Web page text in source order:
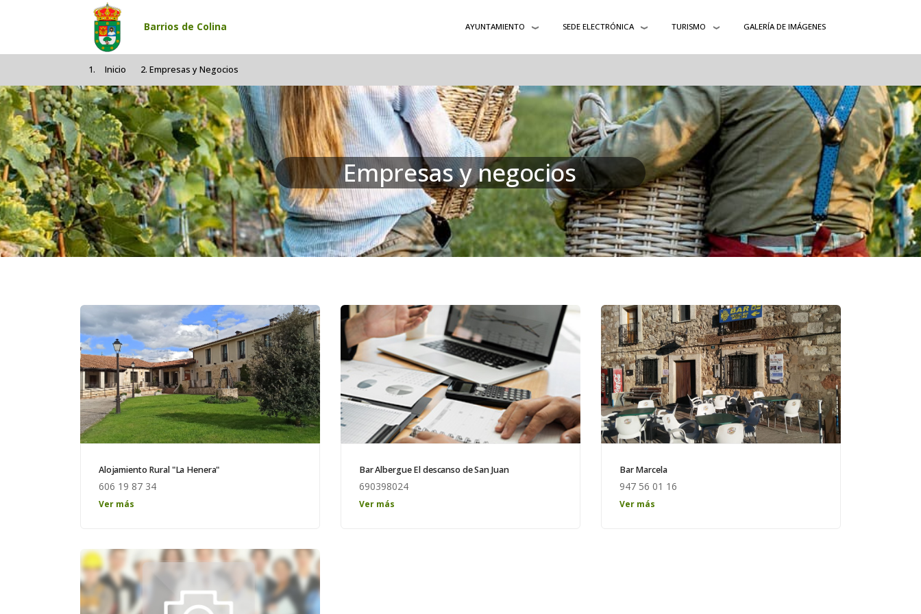
Pasar al contenido principal
Barrios de Colina AYUNTAMIENTO SEDE ELECTRÓNICA TURISMO GALERÍA DE IMÁGENES
Inicio Empresas y Negocios
Empresas y negocios
Alojamiento Rural "La Henera"
606 19 87 34
HotelRural
Ver más
Bar Albergue El descanso de San Juan
690398024
Ver más
Bar Marcela
947 56 01 16
Ver más